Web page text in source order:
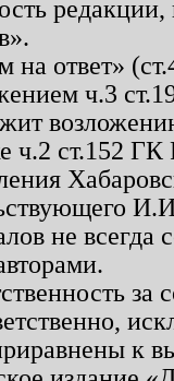
на ответ»
ч.3
ч.2 ст.152
не
к